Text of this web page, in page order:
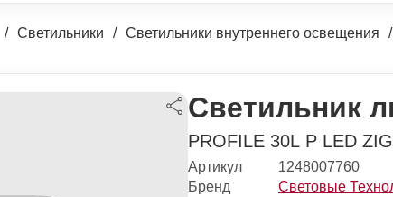
Светильники Светильники внутреннего освещения
Светильник
PROFILE 30L P LED
Артикул
1248007760
Бренд
Световые